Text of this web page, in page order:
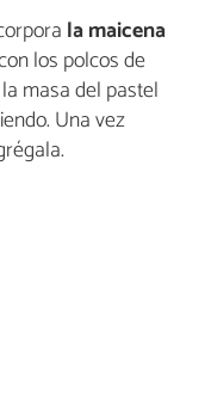
la maicena
los polcos de
masa del pastel
Una vez